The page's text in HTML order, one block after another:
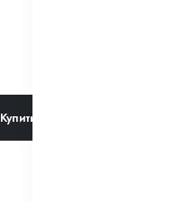
Купить сейчас